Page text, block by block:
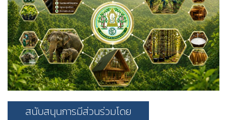
สนับสนุนการมีส่วนร่วมโดย